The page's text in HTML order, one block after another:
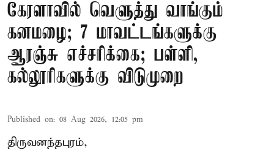
கேரளாவில் வெளுத்து வாங்கும்
கனமழை; 7 மாவட்டங்களுக்கு
ஆரஞ்சு எச்சரிக்கை; பள்ளி,
கல்லூரிகளுக்கு விடுமுறை
Published on: 08 Aug 2026, 12:05 pm
திருவனந்தபுரம்,